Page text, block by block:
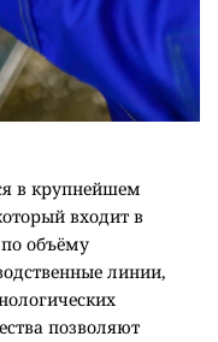
в крупнейшем
входит в
объёму
линии,
позволяют